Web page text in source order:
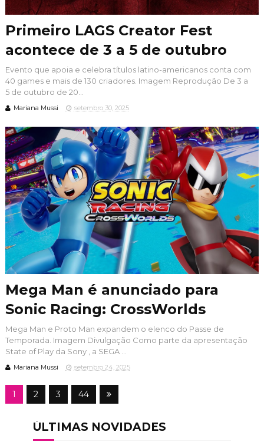
Primeiro LAGS Creator Fest
acontece de 3 a 5 de outubro
Evento que apoia e celebra títulos latino-americanos conta com
40 games e mais de 130 criadores. Imagem Reprodução De 3 a
5 de outubro de 20...
Mariana Mussi setembro 30, 2025
Mega Man é anunciado para
Sonic Racing: CrossWorlds
Mega Man e Proto Man expandem o elenco do Passe de
Temporada. Imagem Divulgação Como parte da apresentação
State of Play da Sony , a SEGA ...
Mariana Mussi setembro 24, 2025
1 2 3 44
ÚLTIMAS NOVIDADES